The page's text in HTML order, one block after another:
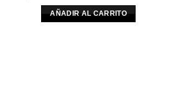
AÑADIR AL CARRITO